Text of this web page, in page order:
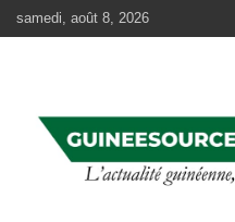
au
samedi, août 8, 2026